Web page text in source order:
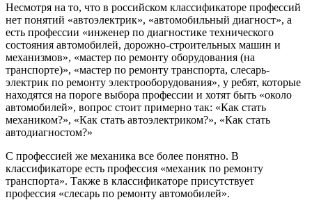
Несмотря на то, что в российском классификаторе профессий
нет понятий «автоэлектрик», «автомобильный диагност», а
есть профессии «инженер по диагностике технического
состояния автомобилей, дорожно-строительных машин и
механизмов», «мастер по ремонту оборудования (на
транспорте)», «мастер по ремонту транспорта, слесарь-
электрик по ремонту электрооборудования», у ребят, которые
находятся на пороге выбора профессии и хотят быть «около
автомобилей», вопрос стоит примерно так: «Как стать
механиком?», «Как стать автоэлектриком?», «Как стать
автодиагностом?»
С профессией же механика все более понятно. В
классификаторе есть профессия «механик по ремонту
транспорта». Также в классификаторе присутствует
профессия «слесарь по ремонту автомобилей».